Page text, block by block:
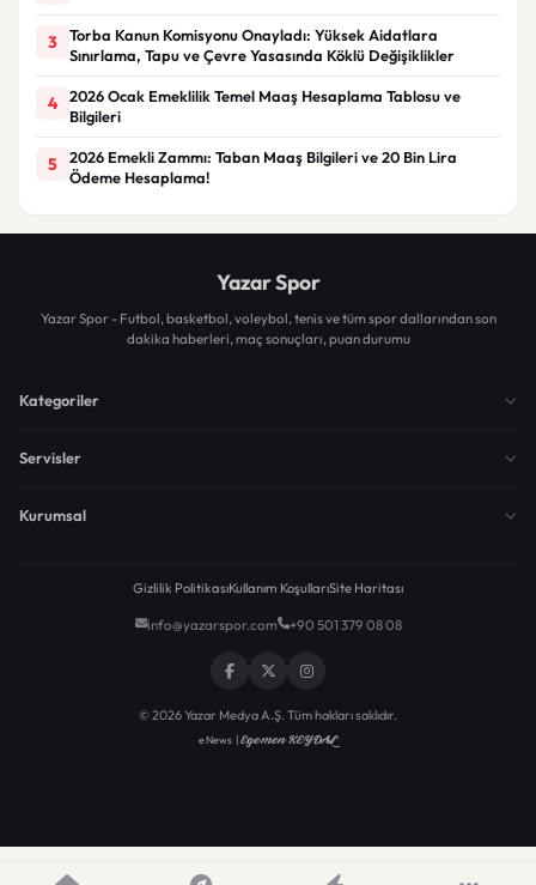
3
Torba Kanun Komisyonu Onayladı: Yüksek Aidatlara
Sınırlama, Tapu ve Çevre Yasasında Köklü Değişiklikler
4
2026 Ocak Emeklilik Temel Maaş Hesaplama Tablosu ve
Bilgileri
5
2026 Emekli Zammı: Taban Maaş Bilgileri ve 20 Bin Lira
Ödeme Hesaplama!
Yazar Spor
Yazar Spor - Futbol, basketbol, voleybol, tenis ve tüm spor dallarından son
dakika haberleri, maç sonuçları, puan durumu
Kategoriler
Servisler
Kurumsal
Gizlilik PolitikasıKullanım KoşullarıSite Haritası
info@yazarspor.com +90 501 379 08 08
© 2026 Yazar Medya A.Ş. Tüm hakları saklıdır.
eNews |Egemen KEYDAL